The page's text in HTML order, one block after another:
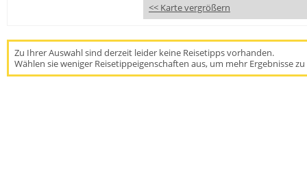
<< Karte vergrößern
Zu Ihrer Auswahl sind derzeit leider keine Reisetipps vorhanden.
Wählen sie weniger Reisetippeigenschaften aus, um mehr Ergebnisse